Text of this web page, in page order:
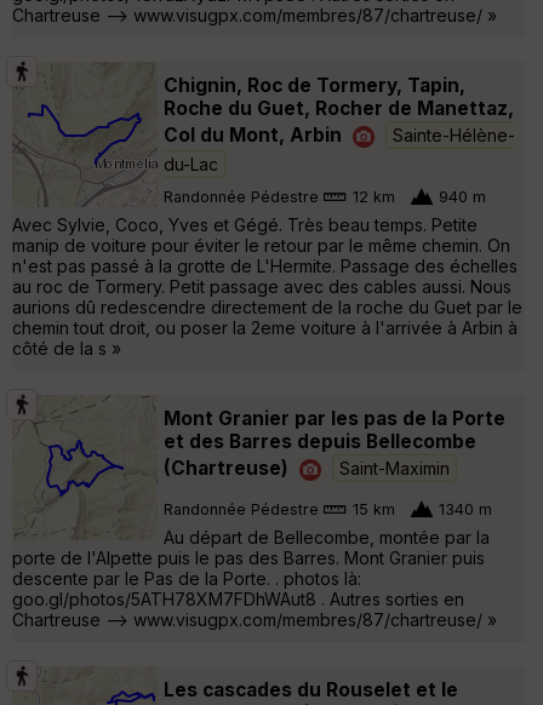
Chartreuse --> www.visugpx.com/membres/87/chartreuse/ »
Chignin, Roc de Tormery, Tapin,
Roche du Guet, Rocher de Manettaz,
Col du Mont, Arbin
Sainte-Hélène-
du-Lac
Randonnée Pédestre 12 km 940 m
Avec Sylvie, Coco, Yves et Gégé. Très beau temps. Petite
manip de voiture pour éviter le retour par le même chemin. On
n'est pas passé à la grotte de L'Hermite. Passage des échelles
au roc de Tormery. Petit passage avec des cables aussi. Nous
aurions dû redescendre directement de la roche du Guet par le
chemin tout droit, ou poser la 2eme voiture à l'arrivée à Arbin à
côté de la s »
Mont Granier par les pas de la Porte
et des Barres depuis Bellecombe
(Chartreuse)
Saint-Maximin
Randonnée Pédestre 15 km 1340 m
Au départ de Bellecombe, montée par la
porte de l'Alpette puis le pas des Barres. Mont Granier puis
descente par le Pas de la Porte. . photos là:
goo.gl/photos/5ATH78XM7FDhWAut8 . Autres sorties en
Chartreuse --> www.visugpx.com/membres/87/chartreuse/ »
Les cascades du Rouselet et le